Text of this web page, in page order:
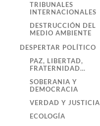
TRIBUNALES
INTERNACIONALES
DESTRUCCIÓN DEL
MEDIO AMBIENTE
DESPERTAR POLÍTICO
PAZ, LIBERTAD,
FRATERNIDAD…
SOBERANIA Y
DEMOCRACIA
VERDAD Y JUSTICIA
ECOLOGÍA